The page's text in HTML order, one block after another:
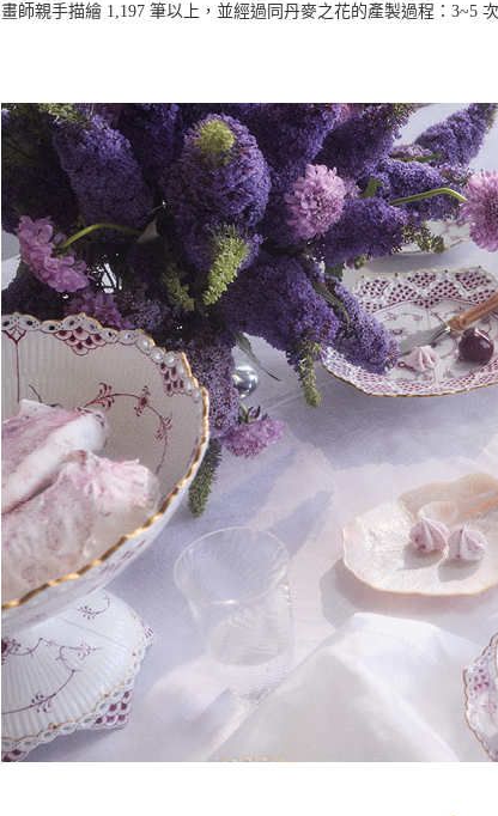
畫師親手描繪 1,197 筆以上，並經過同丹麥之花的產製過程：3~5